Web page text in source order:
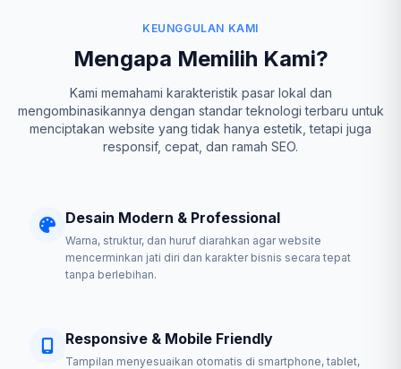
KEUNGGULAN KAMI
Mengapa Memilih Kami?
Kami memahami karakteristik pasar lokal dan
mengombinasikannya dengan standar teknologi terbaru untuk
menciptakan website yang tidak hanya estetik, tetapi juga
responsif, cepat, dan ramah SEO.
Desain Modern & Professional
Warna, struktur, dan huruf diarahkan agar website
mencerminkan jati diri dan karakter bisnis secara tepat
tanpa berlebihan.
Responsive & Mobile Friendly
Tampilan menyesuaikan otomatis di smartphone, tablet,